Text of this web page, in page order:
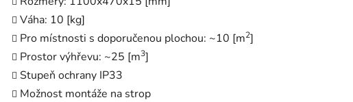
Váha: 10 [kg]
Pro místnosti s doporučenou plochou: ~10 [m2]
Prostor výhřevu: ~25 [m3]
Stupeň ochrany IP33
Možnost montáže na strop